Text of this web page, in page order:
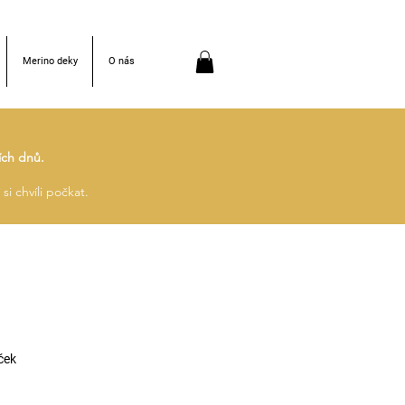
Merino deky O nás
dnů.
chvíli počkat.